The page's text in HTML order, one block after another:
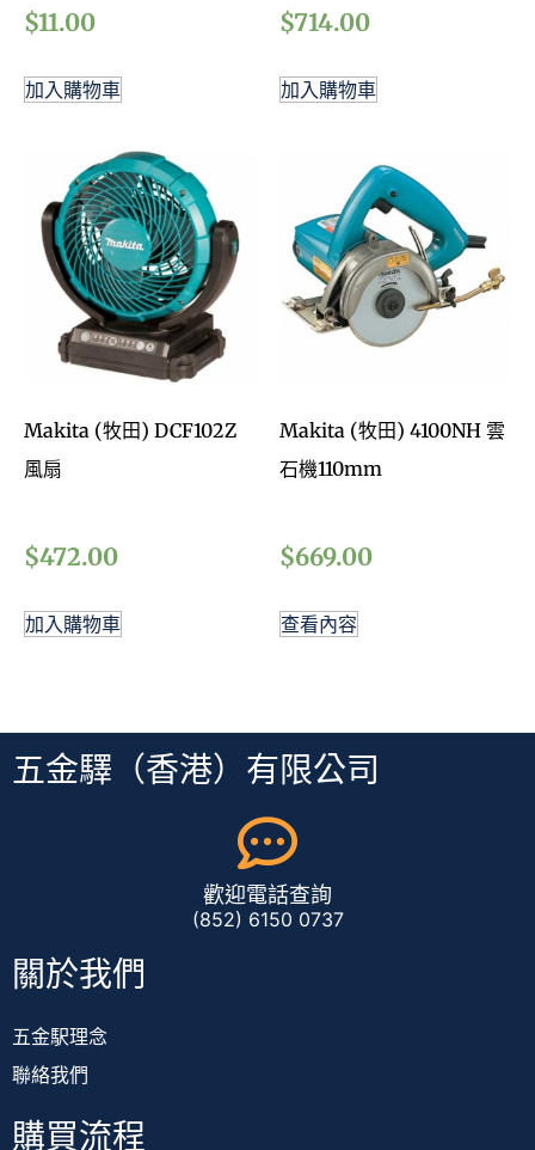
$11.00
加入購物車
$714.00
加入購物車
Makita (牧田) DCF102Z
風扇
$472.00
加入購物車
Makita (牧田) 4100NH 雲
石機110mm
$669.00
查看內容
五金驛（香港）有限公司
歡迎電話查詢
(852) 6150 0737
關於我們
五金駅理念
聯絡我們
購買流程